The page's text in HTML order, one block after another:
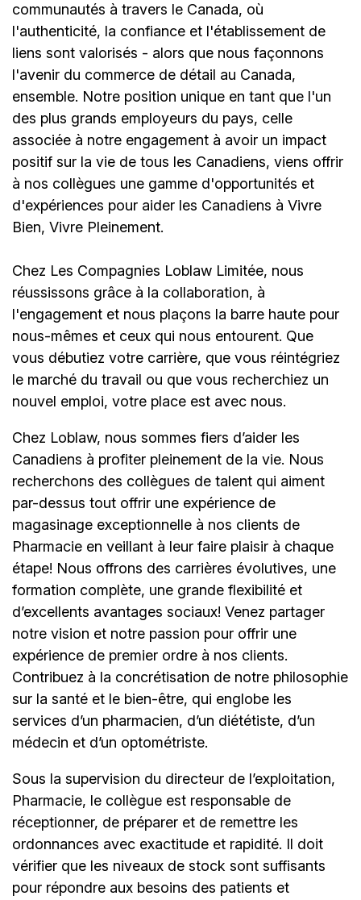
communautés à travers le Canada, où
l'authenticité, la confiance et l'établissement de
liens sont valorisés - alors que nous façonnons
l'avenir du commerce de détail au Canada,
ensemble. Notre position unique en tant que l'un
des plus grands employeurs du pays, celle
associée à notre engagement à avoir un impact
positif sur la vie de tous les Canadiens, viens offrir
à nos collègues une gamme d'opportunités et
d'expériences pour aider les Canadiens à Vivre
Bien, Vivre Pleinement.
Chez Les Compagnies Loblaw Limitée, nous
réussissons grâce à la collaboration, à
l'engagement et nous plaçons la barre haute pour
nous-mêmes et ceux qui nous entourent. Que
vous débutiez votre carrière, que vous réintégriez
le marché du travail ou que vous recherchiez un
nouvel emploi, votre place est avec nous.
Chez Loblaw, nous sommes fiers d’aider les
Canadiens à profiter pleinement de la vie. Nous
recherchons des collègues de talent qui aiment
par-dessus tout offrir une expérience de
magasinage exceptionnelle à nos clients de
Pharmacie en veillant à leur faire plaisir à chaque
étape! Nous offrons des carrières évolutives, une
formation complète, une grande flexibilité et
d’excellents avantages sociaux! Venez partager
notre vision et notre passion pour offrir une
expérience de premier ordre à nos clients.
Contribuez à la concrétisation de notre philosophie
sur la santé et le bien-être, qui englobe les
services d’un pharmacien, d’un diététiste, d’un
médecin et d’un optométriste.
Sous la supervision du directeur de l’exploitation,
Pharmacie, le collègue est responsable de
réceptionner, de préparer et de remettre les
ordonnances avec exactitude et rapidité. Il doit
vérifier que les niveaux de stock sont suffisants
pour répondre aux besoins des patients et